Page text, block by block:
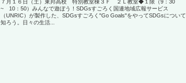
７月１６日（土）東邦高校 特別教室棟３Ｆ ２Ｌ教室◆１限（9：30
~ 10：50）みんなで遊ぼう！SDGsすごろく国連地域広報サービス
（UNRIC）が製作した、SDGsすごろく"Go Goals"をやってSDGsについて
知ろう。日々の生活...